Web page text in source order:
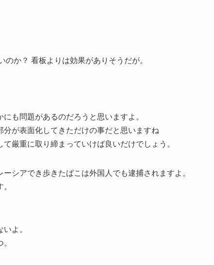
か？ 看板よりは効果がありそうだが。
も問題があるのだろうと思いますよ。
が表面化してきただけの事だと思いますね
厳重に取り締まっていけば良いだけでしょう。
シアでき歩きたばこは外国人でも逮捕されますよ。
よ。